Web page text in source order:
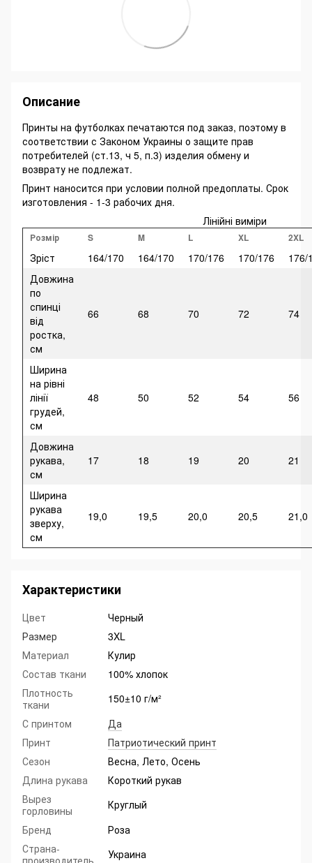
Описание
Принты на футболках печатаются под заказ, поэтому в
соответствии с Законом Украины о защите прав
потребителей (ст.13, ч 5, п.3) изделия обмену и
возврату не подлежат.
Принт наносится при условии полной предоплаты. Срок
изготовления - 1-3 рабочих дня.
Лінійні виміри
Розмір S M L XL 2XL
Зріст 164/170 164/170 170/176 170/176
176/
Довжина
по
спинці
від
ростка,
см
66 68 70 72 74
Ширина
на рівні
лінії
грудей,
см
48 50 52 54 56
Довжина
рукава,
см
17 18 19 20 21
Ширина
рукава
зверху,
см
19,0 19,5 20,0 20,5 21,0
Характеристики
Цвет
Черный
Размер
3XL
Материал
Кулир
Состав ткани
100% хлопок
Плотность
ткани
150±10 г/м²
С принтом
Да
Принт
Патриотический принт
Сезон
Весна, Лето, Осень
Длина рукава
Короткий рукав
Вырез
горловины
Круглый
Бренд
Роза
Страна-
производитель
Украина